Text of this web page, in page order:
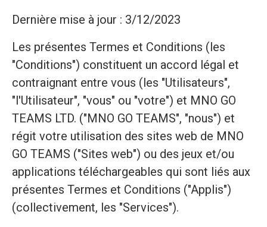
Dernière mise à jour : 3/12/2023
Les présentes Termes et Conditions (les
"Conditions") constituent un accord légal et
contraignant entre vous (les "Utilisateurs",
"l'Utilisateur", "vous" ou "votre") et MNO GO
TEAMS LTD. ("MNO GO TEAMS", "nous") et
régit votre utilisation des sites web de MNO
GO TEAMS ("Sites web") ou des jeux et/ou
applications téléchargeables qui sont liés aux
présentes Termes et Conditions ("Applis")
(collectivement, les "Services").